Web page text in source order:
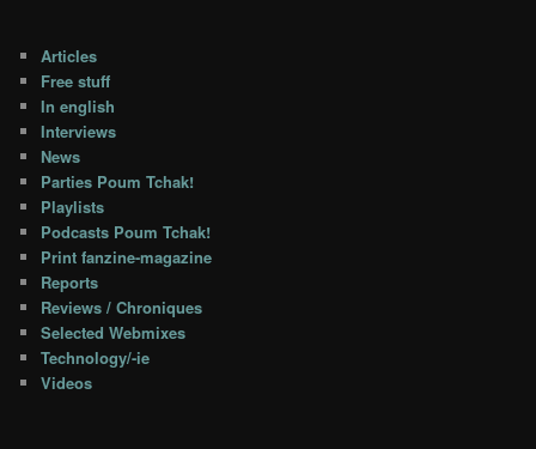
Articles
Free stuff
In english
Interviews
News
Parties Poum Tchak!
Playlists
Podcasts Poum Tchak!
Print fanzine-magazine
Reports
Reviews / Chroniques
Selected Webmixes
Technology/-ie
Videos